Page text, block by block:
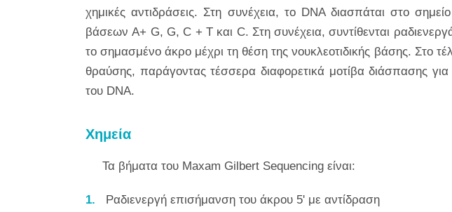
χημικές αντιδράσεις. Στη συνέχεια, το DNA διασπάται στο
βάσεων A+ G, G, C + T και C. Στη συνέχεια, συντίθενται
το σημασμένο άκρο μέχρι τη θέση της νουκλεοτιδικής βάσης. Στο
θραύσης, παράγοντας τέσσερα διαφορετικά μοτίβα διάσπασης για
του DNA.
Χημεία
Τα βήματα του Maxam Gilbert Sequencing είναι:
Ραδιενεργή επισήμανση του άκρου 5' με αντίδραση